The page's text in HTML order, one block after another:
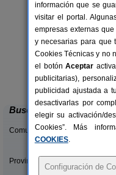
Casas
Laroya
Buscar
Comunidades:
Provincias/Islas:
información que se
visitar el portal.
empresas externas
y necesarias para que
Cookies Técnicas y no
el botónAceptar
publicitarias),
publicidad ajustada a
desactivarlas por
elegir su activación/
Cookies”. Más
COOKIES.